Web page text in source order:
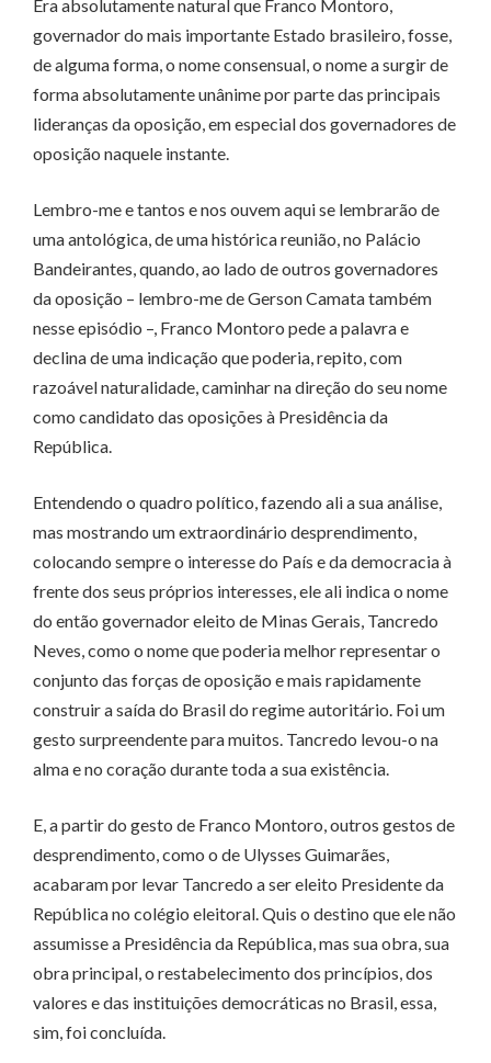
Era absolutamente natural que Franco Montoro,
governador do mais importante Estado brasileiro, fosse,
de alguma forma, o nome consensual, o nome a surgir de
forma absolutamente unânime por parte das principais
lideranças da oposição, em especial dos governadores de
oposição naquele instante.
Lembro-me e tantos e nos ouvem aqui se lembrarão de
uma antológica, de uma histórica reunião, no Palácio
Bandeirantes, quando, ao lado de outros governadores
da oposição – lembro-me de Gerson Camata também
nesse episódio –, Franco Montoro pede a palavra e
declina de uma indicação que poderia, repito, com
razoável naturalidade, caminhar na direção do seu nome
como candidato das oposições à Presidência da
República.
Entendendo o quadro político, fazendo ali a sua análise,
mas mostrando um extraordinário desprendimento,
colocando sempre o interesse do País e da democracia à
frente dos seus próprios interesses, ele ali indica o nome
do então governador eleito de Minas Gerais, Tancredo
Neves, como o nome que poderia melhor representar o
conjunto das forças de oposição e mais rapidamente
construir a saída do Brasil do regime autoritário. Foi um
gesto surpreendente para muitos. Tancredo levou-o na
alma e no coração durante toda a sua existência.
E, a partir do gesto de Franco Montoro, outros gestos de
desprendimento, como o de Ulysses Guimarães,
acabaram por levar Tancredo a ser eleito Presidente da
República no colégio eleitoral. Quis o destino que ele não
assumisse a Presidência da República, mas sua obra, sua
obra principal, o restabelecimento dos princípios, dos
valores e das instituições democráticas no Brasil, essa,
sim, foi concluída.